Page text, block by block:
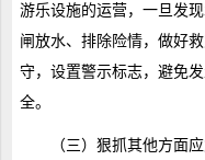
游乐设施的运营，一旦发
闸放水、排除险情，做好
守，设置警示标志，避免
全。
（三）狠抓其他方面